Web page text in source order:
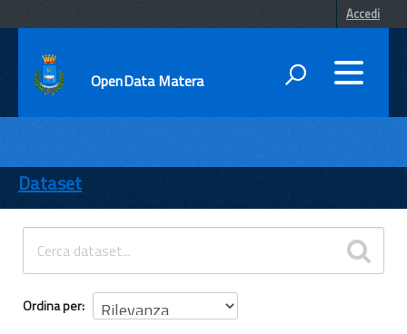
Accedi
OpenData Matera
ENTI
TEMI
INFORMAZIONI
Dataset
Ordina per